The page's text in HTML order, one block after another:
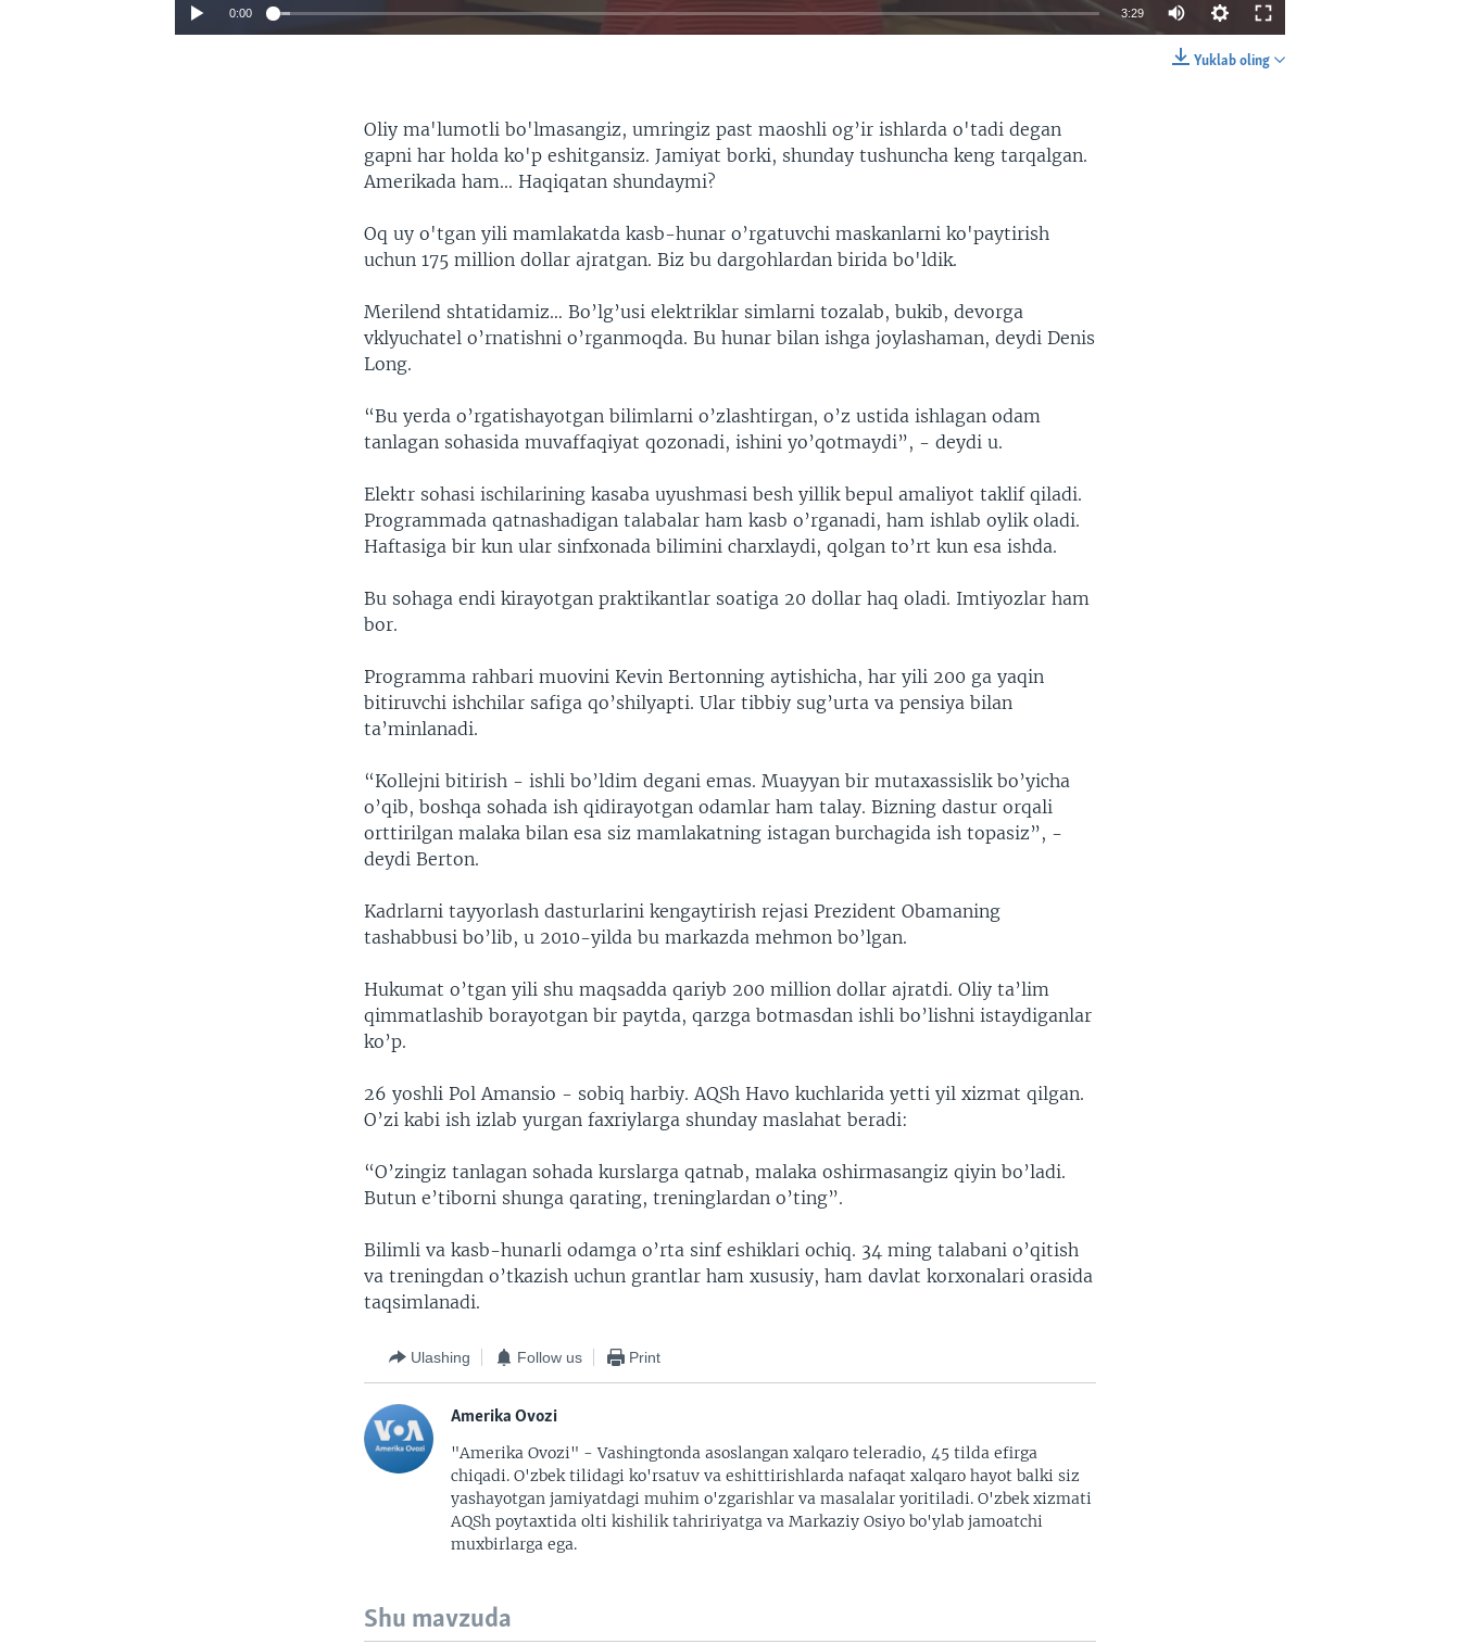
0:00 3:29
Yuklab oling
Oliy ma'lumotli bo'lmasangiz, umringiz past maoshli og’ir ishlarda o'tadi degan
gapni har holda ko'p eshitgansiz. Jamiyat borki, shunday tushuncha keng tarqalgan.
Amerikada ham... Haqiqatan shundaymi?
Oq uy o'tgan yili mamlakatda kasb-hunar o’rgatuvchi maskanlarni ko'paytirish
uchun 175 million dollar ajratgan. Biz bu dargohlardan birida bo'ldik.
Merilend shtatidamiz… Bo’lg’usi elektriklar simlarni tozalab, bukib, devorga
vklyuchatel o’rnatishni o’rganmoqda. Bu hunar bilan ishga joylashaman, deydi Denis
Long.
“Bu yerda o’rgatishayotgan bilimlarni o’zlashtirgan, o’z ustida ishlagan odam
tanlagan sohasida muvaffaqiyat qozonadi, ishini yo’qotmaydi”, - deydi u.
Elektr sohasi ischilarining kasaba uyushmasi besh yillik bepul amaliyot taklif qiladi.
Programmada qatnashadigan talabalar ham kasb o’rganadi, ham ishlab oylik oladi.
Haftasiga bir kun ular sinfxonada bilimini charxlaydi, qolgan to’rt kun esa ishda.
Bu sohaga endi kirayotgan praktikantlar soatiga 20 dollar haq oladi. Imtiyozlar ham
bor.
Programma rahbari muovini Kevin Bertonning aytishicha, har yili 200 ga yaqin
bitiruvchi ishchilar safiga qo’shilyapti. Ular tibbiy sug’urta va pensiya bilan
ta’minlanadi.
“Kollejni bitirish - ishli bo’ldim degani emas. Muayyan bir mutaxassislik bo’yicha
o’qib, boshqa sohada ish qidirayotgan odamlar ham talay. Bizning dastur orqali
orttirilgan malaka bilan esa siz mamlakatning istagan burchagida ish topasiz”, -
deydi Berton.
Kadrlarni tayyorlash dasturlarini kengaytirish rejasi Prezident Obamaning
tashabbusi bo’lib, u 2010-yilda bu markazda mehmon bo’lgan.
Hukumat o’tgan yili shu maqsadda qariyb 200 million dollar ajratdi. Oliy ta’lim
qimmatlashib borayotgan bir paytda, qarzga botmasdan ishli bo’lishni istaydiganlar
ko’p.
26 yoshli Pol Amansio - sobiq harbiy. AQSh Havo kuchlarida yetti yil xizmat qilgan.
O’zi kabi ish izlab yurgan faxriylarga shunday maslahat beradi:
“O’zingiz tanlagan sohada kurslarga qatnab, malaka oshirmasangiz qiyin bo’ladi.
Butun e’tiborni shunga qarating, treninglardan o’ting”.
Bilimli va kasb-hunarli odamga o’rta sinf eshiklari ochiq. 34 ming talabani o’qitish
va treningdan o’tkazish uchun grantlar ham xususiy, ham davlat korxonalari orasida
taqsimlanadi.
Ulashing Follow us Print
Amerika Ovozi
"Amerika Ovozi" - Vashingtonda asoslangan xalqaro teleradio, 45 tilda efirga
chiqadi. O'zbek tilidagi ko'rsatuv va eshittirishlarda nafaqat xalqaro hayot balki siz
yashayotgan jamiyatdagi muhim o'zgarishlar va masalalar yoritiladi. O'zbek xizmati
AQSh poytaxtida olti kishilik tahririyatga va Markaziy Osiyo bo'ylab jamoatchi
muxbirlarga ega.
Shu mavzuda